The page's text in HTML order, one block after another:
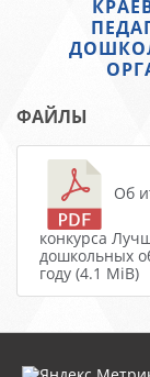
ФАЙЛЫ
Об
конкурса
дошкольных
году (4.1 MiB)